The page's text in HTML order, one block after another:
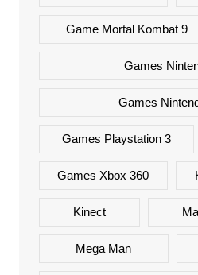
Game Mortal Kombat 9
Games
Games
Games Playstation 3
Games Xbox 360
Kinect
Mega Man